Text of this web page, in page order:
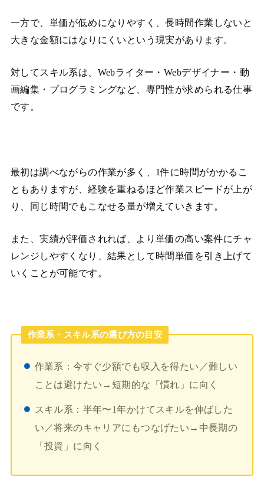
一方で、単価が低めになりやすく、長時間作業しないと
大きな金額にはなりにくいという現実があります。
対してスキル系は、Webライター・Webデザイナー・動
画編集・プログラミングなど、専門性が求められる仕事
です。
最初は調べながらの作業が多く、1件に時間がかかるこ
ともありますが、経験を重ねるほど作業スピードが上が
り、同じ時間でもこなせる量が増えていきます。
また、実績が評価されれば、より単価の高い案件にチャ
レンジしやすくなり、結果として時間単価を引き上げて
いくことが可能です。
作業系・スキル系の選び方の目安
作業系：今すぐ少額でも収入を得たい／難しい
ことは避けたい→短期的な「慣れ」に向く
スキル系：半年〜1年かけてスキルを伸ばした
い／将来のキャリアにもつなげたい→中長期の
「投資」に向く